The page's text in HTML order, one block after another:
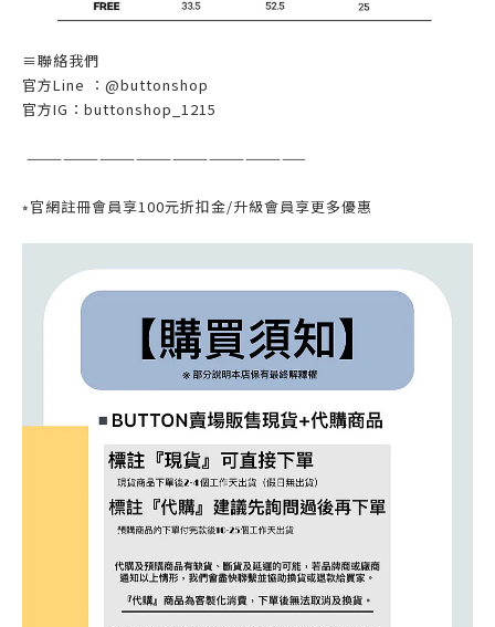
≡聯絡我們
官方Line ：@buttonshop
官方IG：buttonshop_1215
———————————————————————
⭒官網註冊會員享100元折扣金/升級會員享更多優惠